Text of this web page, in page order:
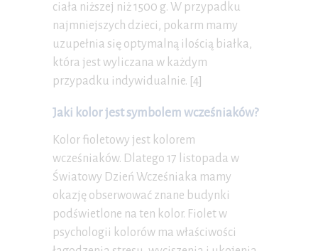
ciała niższej niż 1500 g. W przypadku
najmniejszych dzieci, pokarm mamy
uzupełnia się optymalną ilością białka,
która jest wyliczana w każdym
przypadku indywidualnie. [4]
Jaki kolor jest symbolem wcześniaków?
Kolor fioletowy jest kolorem
wcześniaków. Dlatego 17 listopada w
Światowy Dzień Wcześniaka mamy
okazję obserwować znane budynki
podświetlone na ten kolor. Fiolet w
psychologii kolorów ma właściwości